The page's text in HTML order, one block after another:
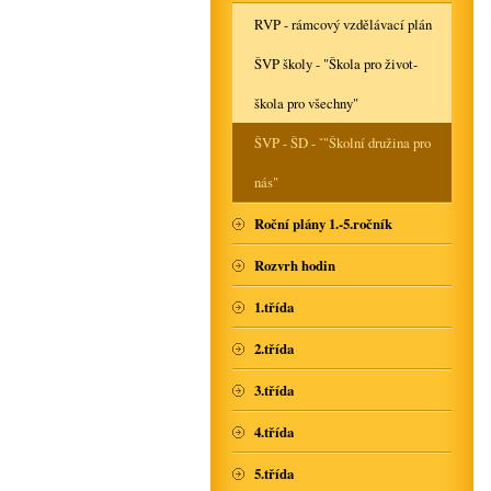
RVP - rámcový vzdělávací plán
ŠVP školy - "Škola pro život-
škola pro všechny"
ŠVP - ŠD - ˇ"Školní družina pro
nás"
Roční plány 1.-5.ročník
Rozvrh hodin
1.třída
2.třída
3.třída
4.třída
5.třída